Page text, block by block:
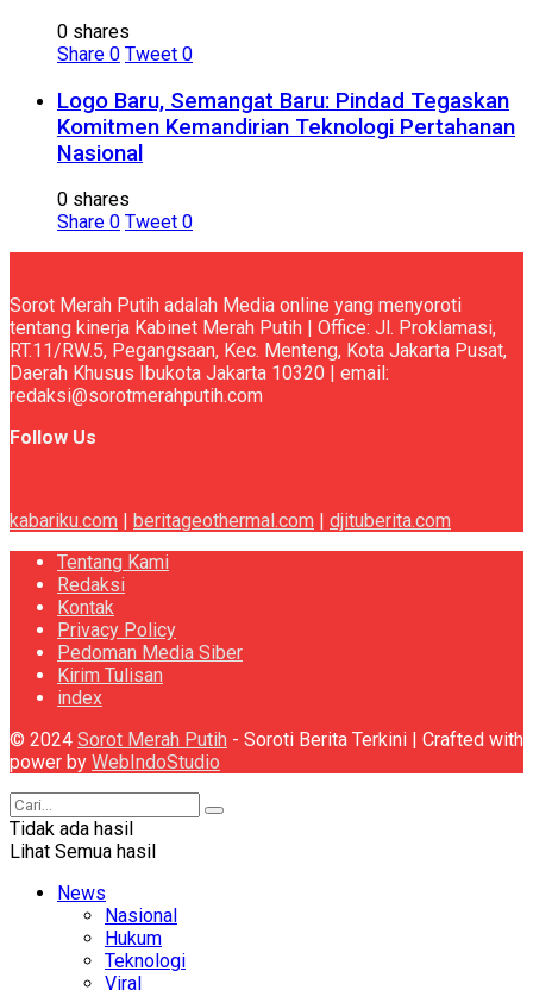
0 shares
Share 0 Tweet 0
Logo Baru, Semangat Baru: Pindad Tegaskan
Komitmen Kemandirian Teknologi Pertahanan
Nasional
0 shares
Share 0 Tweet 0
Sorot Merah Putih adalah Media online yang menyoroti
tentang kinerja Kabinet Merah Putih | Office: Jl. Proklamasi,
RT.11/RW.5, Pegangsaan, Kec. Menteng, Kota Jakarta Pusat,
Daerah Khusus Ibukota Jakarta 10320 | email:
redaksi@sorotmerahputih.com
Follow Us
kabariku.com beritageothermal.com
djituberita.com
Tentang Kami
Redaksi
Kontak
Privacy Policy
Pedoman Media Siber
Kirim Tulisan
index
© 2024 Sorot Merah Putih - Soroti Berita Terkini | Crafted with
power by WebIndoStudio
Tidak ada hasil
Lihat Semua hasil
News
Nasional
Hukum
Teknologi
Viral